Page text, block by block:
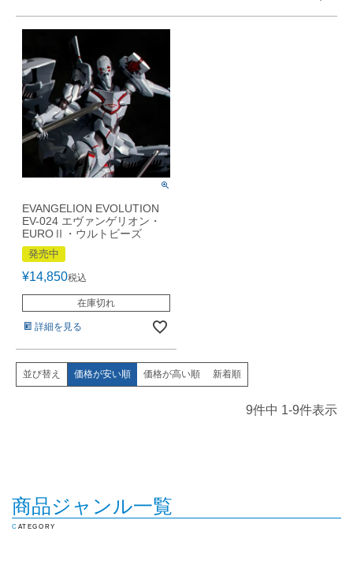
EVANGELION EVOLUTION
EV-024 エヴァンゲリオン・
EUROⅡ・ウルトビーズ
発売中
¥14,850税込
在庫切れ
詳細を見る
並び替え 価格が安い順 価格が高い順 新着順
9件中 1-9件表示
商品ジャンル一覧
CATEGORY